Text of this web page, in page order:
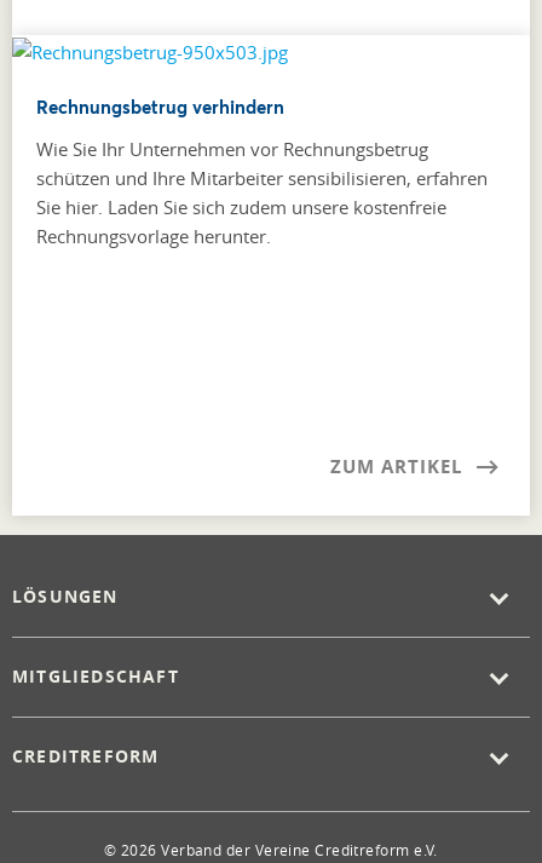
Rechnungsbetrug verhindern
Wie Sie Ihr Unternehmen vor Rechnungsbetrug
schützen und Ihre Mitarbeiter sensibilisieren, erfahren
Sie hier. Laden Sie sich zudem unsere kostenfreie
Rechnungsvorlage herunter.
ZUM ARTIKEL
LÖSUNGEN
MITGLIEDSCHAFT
CREDITREFORM
© 2026 Verband der Vereine Creditreform e.V.